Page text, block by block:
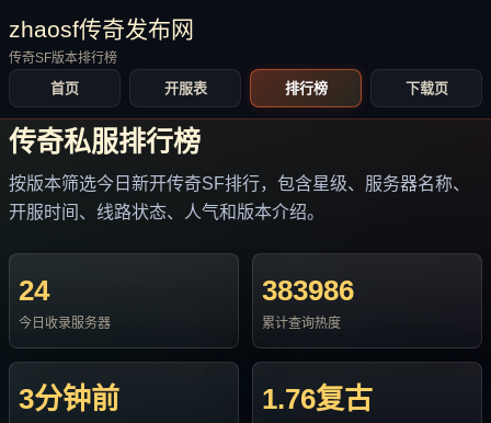
zhaosf传奇发布网
传奇SF版本排行榜
首页 开服表 排行榜 下载页
传奇私服排行榜
按版本筛选今日新开传奇SF排行，包含星级、服务器名称、
开服时间、线路状态、人气和版本介绍。
24
今日收录服务器
383986
累计查询热度
3分钟前 1.76复古